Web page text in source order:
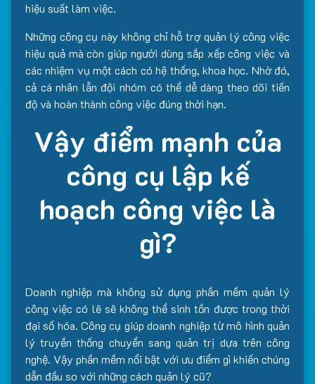
hiệu suất làm việc.
Những công cụ này không chỉ hỗ trợ quản lý công việc
hiệu quả mà còn giúp người dùng sắp xếp công việc và
các nhiệm vụ một cách có hệ thống, khoa học. Nhờ đó,
cả cá nhân lẫn đội nhóm có thể dễ dàng theo dõi tiến
độ và hoàn thành công việc đúng thời hạn.
Vậy điểm mạnh của
công cụ lập kế
hoạch công việc là
gì?
Doanh nghiệp mà không sử dụng phần mềm quản lý
công việc có lẽ sẽ không thể sinh tồn được trong thời
đại số hóa. Công cụ giúp doanh nghiệp từ mô hình quản
lý truyền thống chuyển sang quản trị dựa trên công
nghệ. Vậy phần mềm nổi bật với ưu điểm gì khiến chúng
dẫn đầu so với những cách quản lý cũ?